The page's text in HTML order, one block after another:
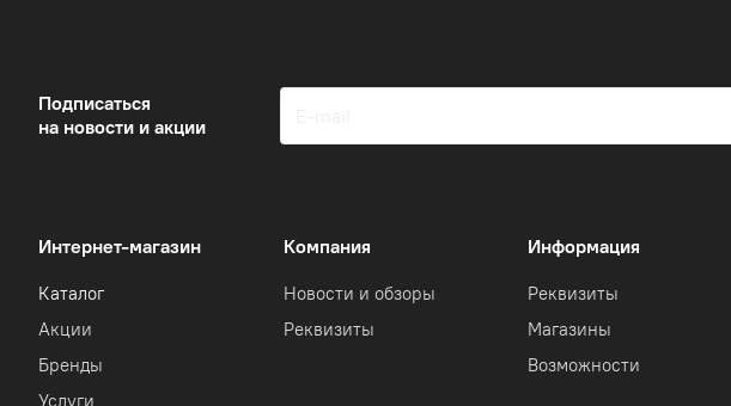
Подписаться
на новости и акции
Интернет-магазин
Каталог
Акции
Бренды
Услуги
Компания
Новости и обзоры
Реквизиты
Информация
Реквизиты
Магазины
Возможности